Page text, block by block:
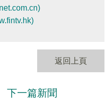
返回上頁
下一篇新聞